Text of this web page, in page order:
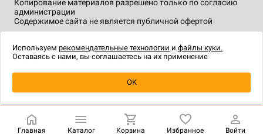
Уведомить о наличии
Копирование материалов разрешено только по согласию
администрации
Содержимое сайта не является публичной офертой
технологии.
Главная Каталог Корзина Избранное Войти
Используем рекомендательные технологии и файлы куки.
Оставаясь с нами, вы соглашаетесь на их применение
OK